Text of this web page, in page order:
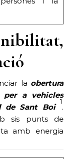
la obertura
per a vehicles
de Sant Boi
1
.
sis punts de
amb energia